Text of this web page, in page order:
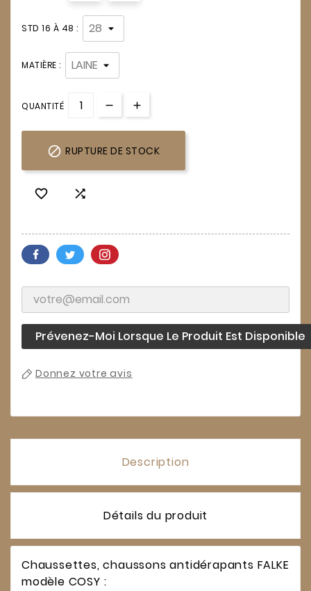
STD 16 À 48 :
MATIÈRE :
QUANTITÉ
 RUPTURE DE STOCK
 
Prévenez-Moi Lorsque Le Produit Est Disponible
Donnez votre avis
Description
Détails du produit
Chaussettes, chaussons antidérapants FALKE
modèle COSY :